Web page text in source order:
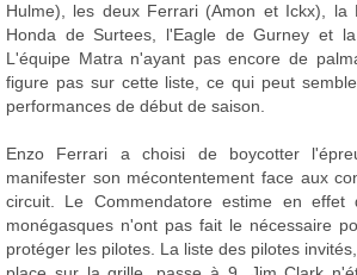
Hulme), les deux Ferrari (Amon et Ickx), la
Honda de Surtees, l'Eagle de Gurney et
L'équipe Matra n'ayant pas encore de
figure pas sur cette liste, ce qui peut
performances de début de saison.
Enzo Ferrari a choisi de boycotter
manifester son mécontentement face aux
circuit. Le Commendatore estime en effet
monégasques n'ont pas fait le nécessaire
protéger les pilotes. La liste des pilotes